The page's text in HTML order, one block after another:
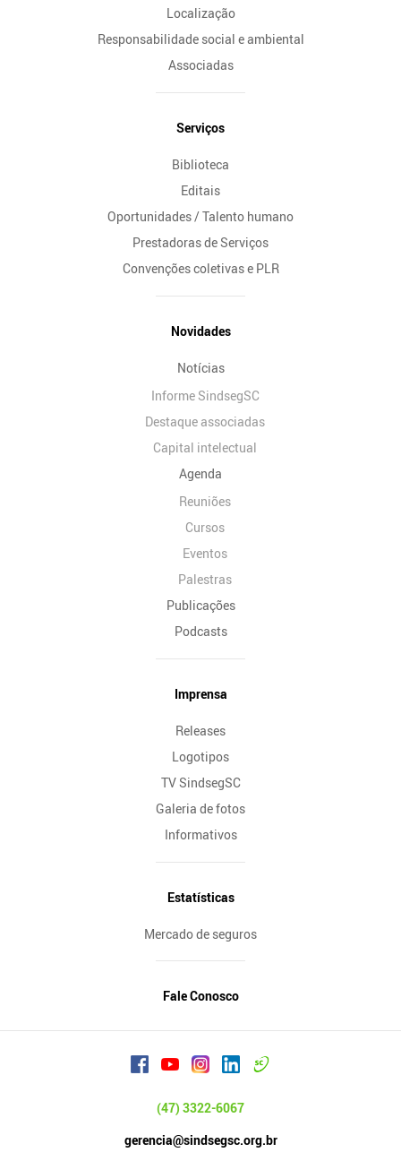
Localização
Responsabilidade social e ambiental
Associadas
Serviços
Biblioteca
Editais
Oportunidades / Talento humano
Prestadoras de Serviços
Convenções coletivas e PLR
Novidades
Notícias
Informe SindsegSC
Destaque associadas
Capital intelectual
Agenda
Reuniões
Cursos
Eventos
Palestras
Publicações
Podcasts
Imprensa
Releases
Logotipos
TV SindsegSC
Galeria de fotos
Informativos
Estatísticas
Mercado de seguros
Fale Conosco
(47) 3322-6067
gerencia@sindsegsc.org.br